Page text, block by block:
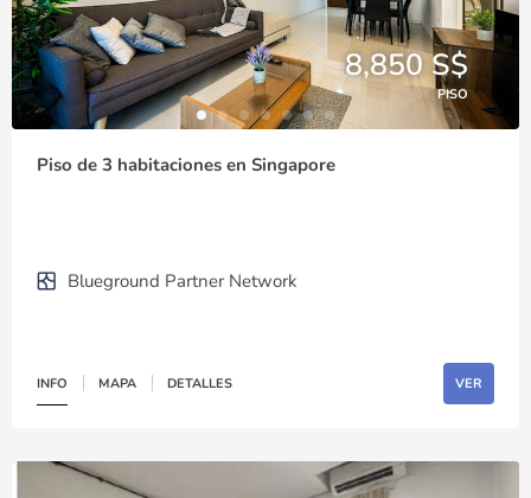
8,850 S$
PISO
Piso de 3 habitaciones en Singapore
Blueground Partner Network
INFO MAPA DETALLES VER